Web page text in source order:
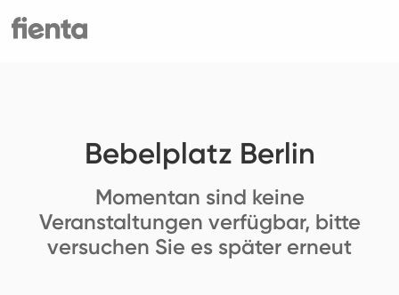
Bebelplatz Berlin
Momentan sind keine
Veranstaltungen verfügbar, bitte
versuchen Sie es später erneut